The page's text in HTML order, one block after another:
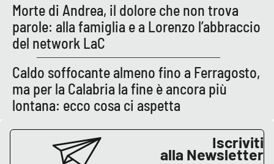
PROGETTI
SPECIALI
Buona Sanità Calabria
LA
CALABRIAVISIONE
Destinazioni
Morte di Andrea, il dolore che non trova
parole: alla famiglia e a Lorenzo l’abbraccio
del network LaC
Caldo soffocante almeno fino a Ferragosto,
ma per la Calabria la fine è ancora più
lontana: ecco cosa ci aspetta
Iscriviti
alla Newsletter